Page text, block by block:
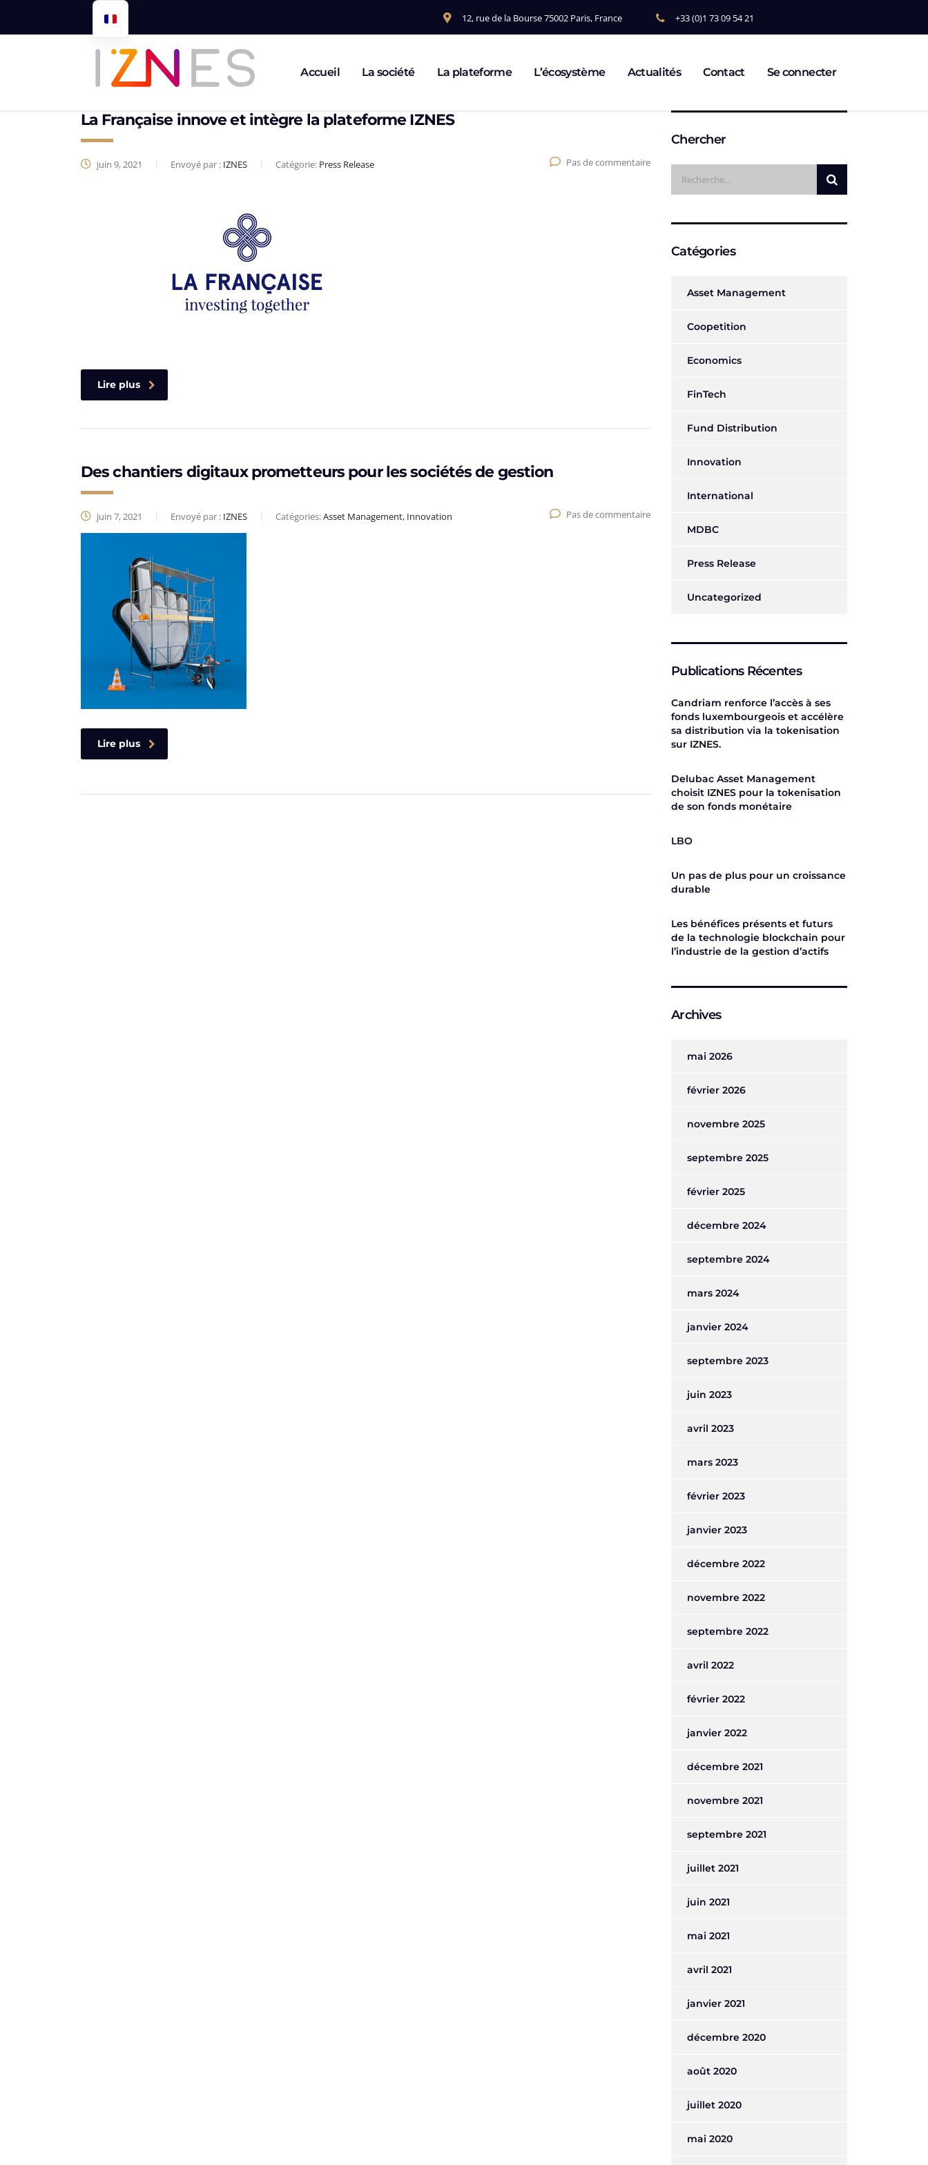
12, rue de la Bourse 75002 Paris, France +33 (0)1 73 09 54 21
Accueil La société La plateforme L’écosystème Actualités Contact Se connecter
La Française innove et intègre la plateforme IZNES
juin 9, 2021 Envoyé par : IZNES Catégorie: Press Release Pas de commentaire
Lire plus
Des chantiers digitaux prometteurs pour les sociétés de gestion
juin 7, 2021 Envoyé par : IZNES Catégories:Asset Management, Innovation Pas de commentaire
Lire plus
Chercher
Catégories
Asset Management
Coopetition
Economics
FinTech
Fund Distribution
Innovation
International
MDBC
Press Release
Uncategorized
Publications Récentes
Candriam renforce l’accès à ses
fonds luxembourgeois et accélère
sa distribution via la tokenisation
sur IZNES.
Delubac Asset Management
choisit IZNES pour la tokenisation
de son fonds monétaire
LBO
Un pas de plus pour un croissance
durable
Les bénéfices présents et futurs
de la technologie blockchain pour
l’industrie de la gestion d’actifs
Archives
mai 2026
février 2026
novembre 2025
septembre 2025
février 2025
décembre 2024
septembre 2024
mars 2024
janvier 2024
septembre 2023
juin 2023
avril 2023
mars 2023
février 2023
janvier 2023
décembre 2022
novembre 2022
septembre 2022
avril 2022
février 2022
janvier 2022
décembre 2021
novembre 2021
septembre 2021
juillet 2021
juin 2021
mai 2021
avril 2021
janvier 2021
décembre 2020
août 2020
juillet 2020
mai 2020